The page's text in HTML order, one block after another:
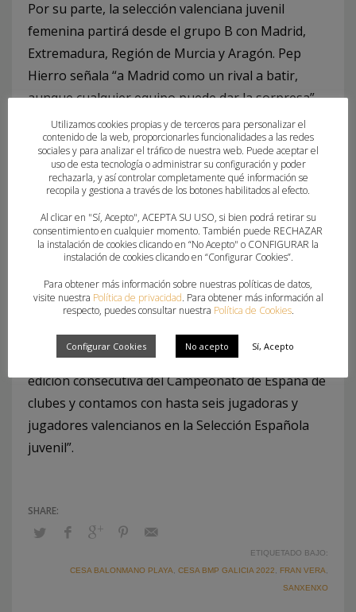
Por su parte, la selección valenciana juvenil
femenina partirá desde el grupo B con Madrid,
Extremadura, Región de Murcia y Aragón. Pep
Hierro señala “a Madrid como un rival a batir,
aunque cualquier equipo puede dar la sorpresa”.
El seleccionador confía en sus jugadoras para
“conformar un equipo competitivo para mejorar la
cuarta plaza conseguida la temporada pasada”.
suertes a nuestras selecciones en la gran cita
nacional del balonmano playa, donde cada vez
posiciones altas”. El presidente de la Federación de
Balonmano de la Comunitat Valenciana asegura
que “estamos viviendo un buen momento con el
balonmano playa, donde somos sede por tercera
edición consecutiva del Campeonato de España de
clubes y contamos con hasta seis jugadoras y
jugadores valencianos en la Selección Española
juvenil”.
ETIQUETADO BAJO:
CESA BALONMANO PLAYA
CESA BMP GALICIA 2022 FRAN VERA
SANXENXO
Utilizamos cookies propias y de terceros para personalizar el
contenido de la web, proporcionarles funcionalidades a las redes
sociales y para analizar el tráfico de nuestra web. Puede aceptar el
uso de esta tecnología o administrar su configuración y poder
rechazarla, y así controlar completamente qué información se
recopila y gestiona a través de los botones habilitados al efecto.
Al clicar en "Sí, Acepto", ACEPTA SU USO, si bien podrá retirar su
consentimiento en cualquier momento. También puede RECHAZAR
la instalación de cookies clicando en “No Acepto" o CONFIGURAR la
instalación de cookies clicando en “Configurar Cookies”.
Para obtener más información sobre nuestras políticas de datos,
visite nuestra Política de privacidad. Para obtener más información al
respecto, puedes consultar nuestra Política de Cookies.
Configurar Cookies No acepto Sí, Acepto